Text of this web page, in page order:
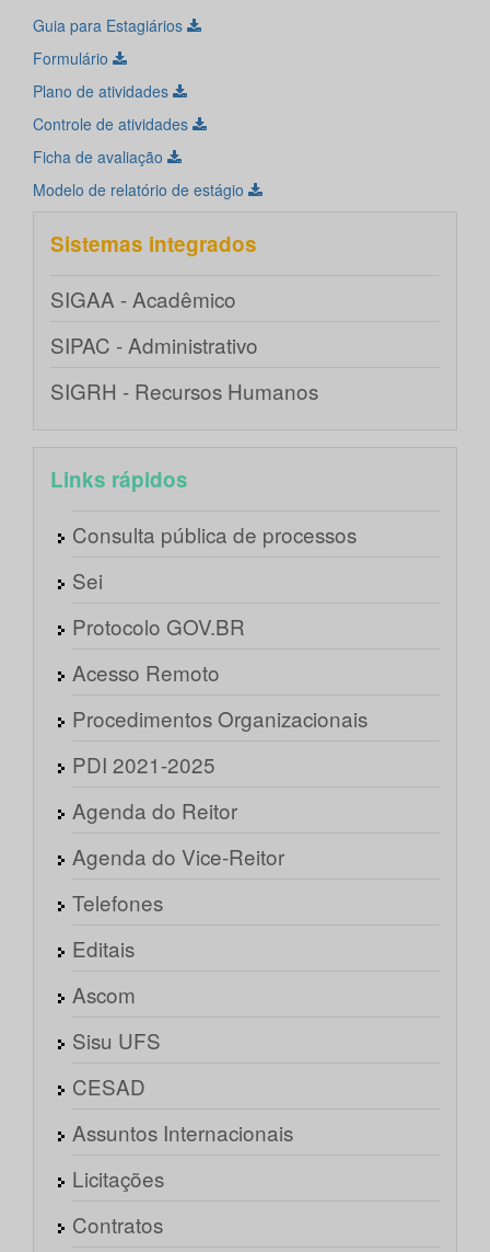
Guia para Estagiários
Formulário
Plano de atividades
Controle de atividades
Ficha de avaliação
Modelo de relatório de estágio
Sistemas integrados
SIGAA - Acadêmico
SIPAC - Administrativo
SIGRH - Recursos Humanos
Links rápidos
Consulta pública de processos
Sei
Protocolo GOV.BR
Acesso Remoto
Procedimentos Organizacionais
PDI 2021-2025
Agenda do Reitor
Agenda do Vice-Reitor
Telefones
Editais
Ascom
Sisu UFS
CESAD
Assuntos Internacionais
Licitações
Contratos